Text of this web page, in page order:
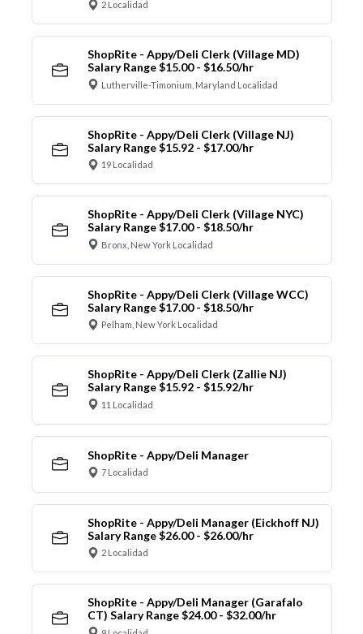
2 Localidad
ShopRite - Appy/Deli Clerk (Village MD)
Salary Range $15.00 - $16.50/hr
Lutherville-Timonium, Maryland Localidad
ShopRite - Appy/Deli Clerk (Village NJ)
Salary Range $15.92 - $17.00/hr
19 Localidad
ShopRite - Appy/Deli Clerk (Village NYC)
Salary Range $17.00 - $18.50/hr
Bronx, New York Localidad
ShopRite - Appy/Deli Clerk (Village WCC)
Salary Range $17.00 - $18.50/hr
Pelham, New York Localidad
ShopRite - Appy/Deli Clerk (Zallie NJ)
Salary Range $15.92 - $15.92/hr
11 Localidad
ShopRite - Appy/Deli Manager
7 Localidad
ShopRite - Appy/Deli Manager (Eickhoff NJ)
Salary Range $26.00 - $26.00/hr
2 Localidad
ShopRite - Appy/Deli Manager (Garafalo
CT) Salary Range $24.00 - $32.00/hr